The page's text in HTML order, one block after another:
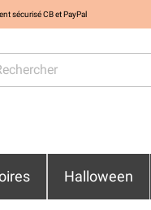
sécurisé CB et PayPal
Halloween